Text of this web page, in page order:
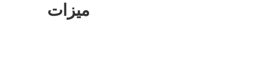
ميزات